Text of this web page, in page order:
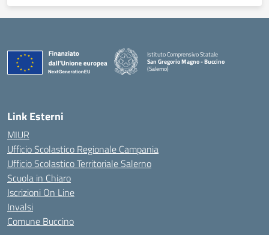
Istituto Comprensivo Statale
San Gregorio Magno - Buccino
(Salerno)
Link Esterni
MIUR
Ufficio Scolastico Regionale Campania
Ufficio Scolastico Territoriale Salerno
Scuola in Chiaro
Iscrizioni On Line
Invalsi
Comune Buccino